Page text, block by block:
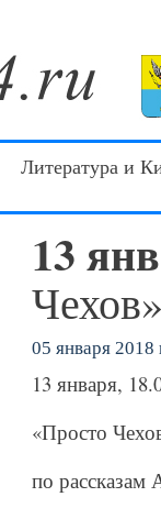
Литература и
13
05 января 2018
13 января,
«Просто
по рассказам